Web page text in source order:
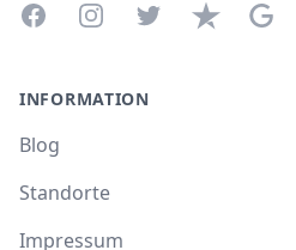
FacebookInstagramTwitterTrustpilot
INFORMATION
Blog
Standorte
Impressum